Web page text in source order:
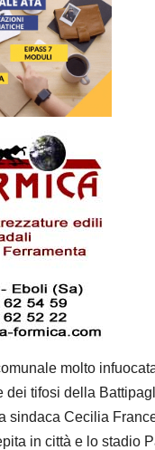
molto
dei tifosi della
sindaca Cecilia
in città e lo stadio